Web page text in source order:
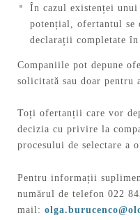
În cazul existenței
potențial, ofertantul se
declarații completate
Companiile pot depune
solicitată sau doar pentru
Toți ofertanții care vor
decizia cu privire la
procesului de selectare a
Pentru informații
numărul de telefon 022
mail: